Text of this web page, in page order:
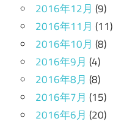
2016年12月 (9)
2016年11月 (11)
2016年10月 (8)
2016年9月 (4)
2016年8月 (8)
2016年7月 (15)
2016年6月 (20)